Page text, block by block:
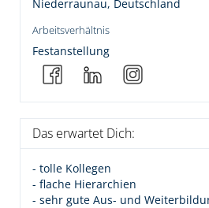
Niederraunau, Deutschland
Arbeitsverhältnis
Festanstellung
Das erwartet Dich:
- tolle Kollegen
- flache Hierarchien
- sehr gute Aus- und